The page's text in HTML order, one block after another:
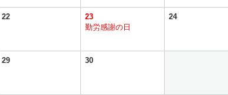
22
23
勤労感謝の日
24
29 30